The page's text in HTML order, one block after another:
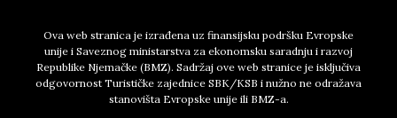
Ova web stranica je izrađena uz finansijsku podršku Evropske
unije i Saveznog ministarstva za ekonomsku saradnju i razvoj
Republike Njemačke (BMZ). Sadržaj ove web stranice je isključiva
odgovornost Turističke zajednice SBK/KSB i nužno ne odražava
stanovišta Evropske unije ili BMZ-a.